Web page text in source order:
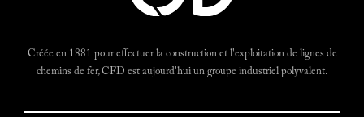
Créée en 1881 pour effectuer la construction et l'exploitation de lignes de
chemins de fer, CFD est aujourd'hui un groupe industriel polyvalent.